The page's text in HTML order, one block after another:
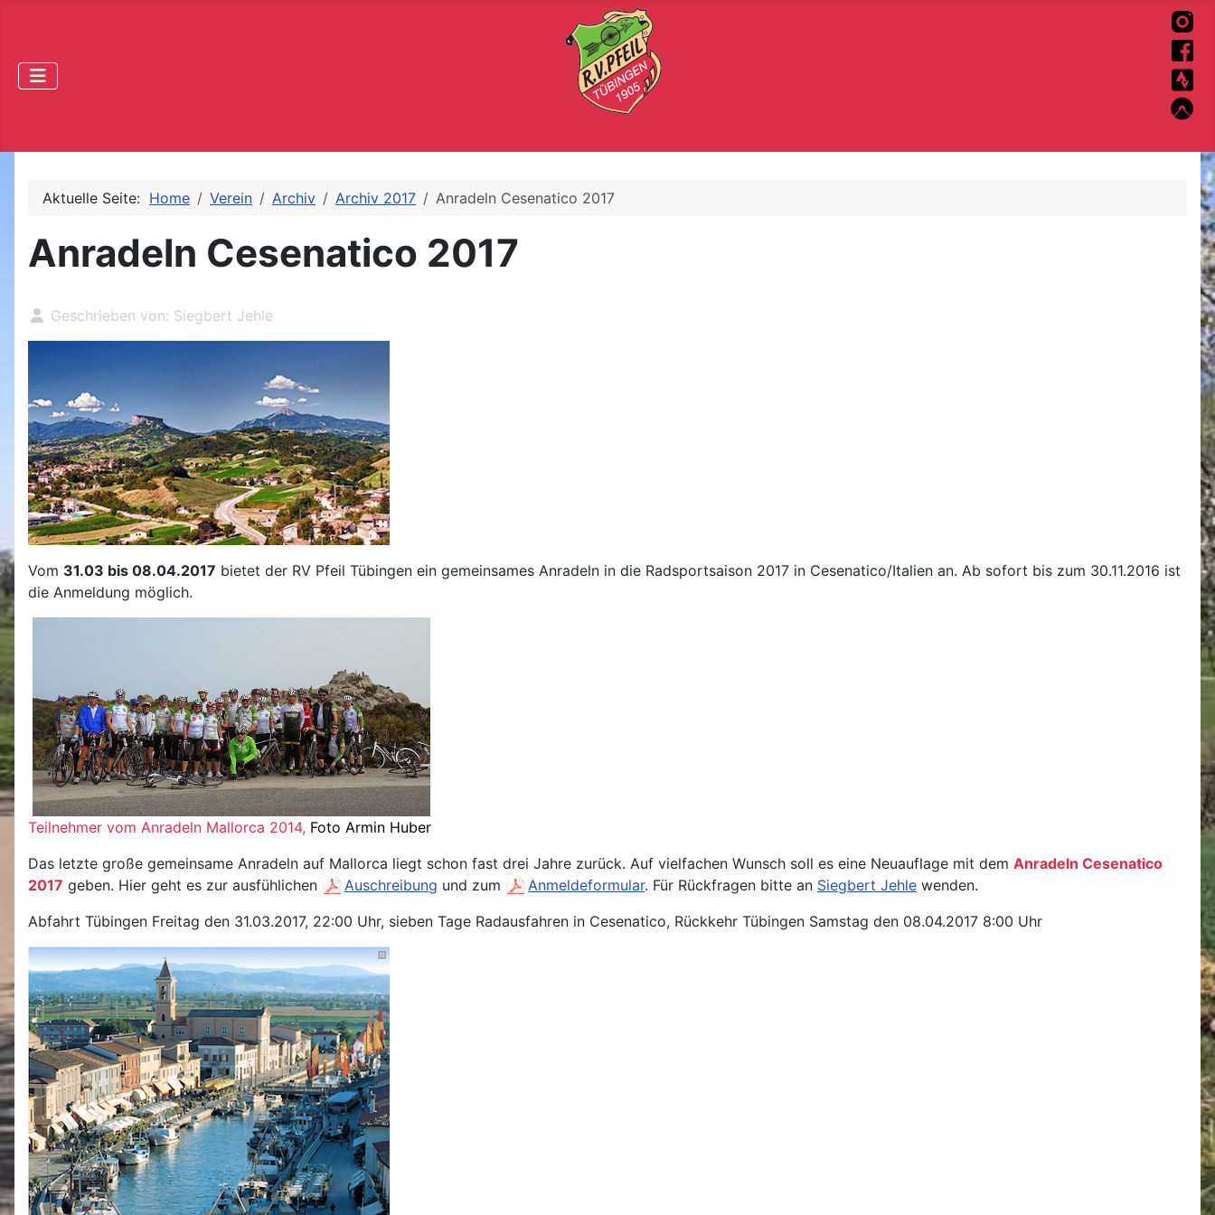
Aktuelle Seite: Home Verein Archiv Archiv 2017 Anradeln Cesenatico 2017
Anradeln Cesenatico 2017
Geschrieben von: Siegbert Jehle
Vom 31.03 bis 08.04.2017 bietet der RV Pfeil Tübingen ein gemeinsames Anradeln in die Radsportsaison 2017 in Cesenatico/Italien an. Ab sofort bis zum 30.11.2016 ist
die Anmeldung möglich.
Teilnehmer vom Anradeln Mallorca 2014, Foto Armin Huber
Das letzte große gemeinsame Anradeln auf Mallorca liegt schon fast drei Jahre zurück. Auf vielfachen Wunsch soll es eine Neuauflage mit dem Anradeln Cesenatico
2017 geben. Hier geht es zur ausfühlichen Auschreibung und zum Anmeldeformular. Für Rückfragen bitte an Siegbert Jehle wenden.
Abfahrt Tübingen Freitag den 31.03.2017, 22:00 Uhr, sieben Tage Radausfahren in Cesenatico, Rückkehr Tübingen Samstag den 08.04.2017 8:00 Uhr